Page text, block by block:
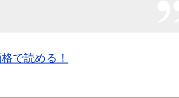
で読める！